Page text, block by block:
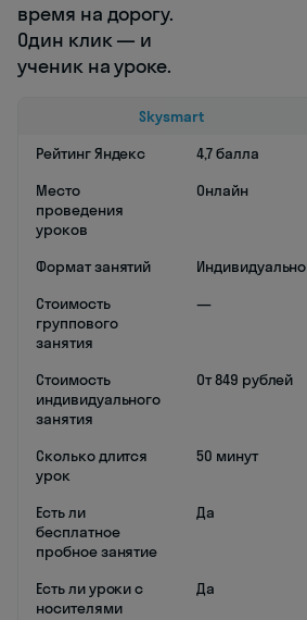
время на дорогу.
Один клик — и
ученик на уроке.
Skysmart
Рейтинг Яндекс
4,7 балла
Место
проведения
уроков
Онлайн
Формат занятий
Индивидуально
Стоимость
группового
занятия
—
Стоимость
индивидуального
занятия
От 849 рублей
Сколько длится
урок
50 минут
Есть ли
бесплатное
пробное занятие
Да
Есть ли уроки с
носителями
Да